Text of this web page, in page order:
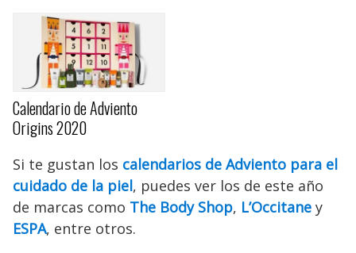
Calendario de Adviento
Origins 2020
Si te gustan los calendarios de Adviento para el
cuidado de la piel, puedes ver los de este año
de marcas como The Body Shop, L’Occitane y
ESPA, entre otros.